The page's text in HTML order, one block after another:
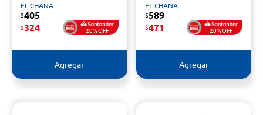
EL CHANA
$405
$324 20%OFF
Agregar
EL CHANA
$589
$471 20%OFF
Agregar